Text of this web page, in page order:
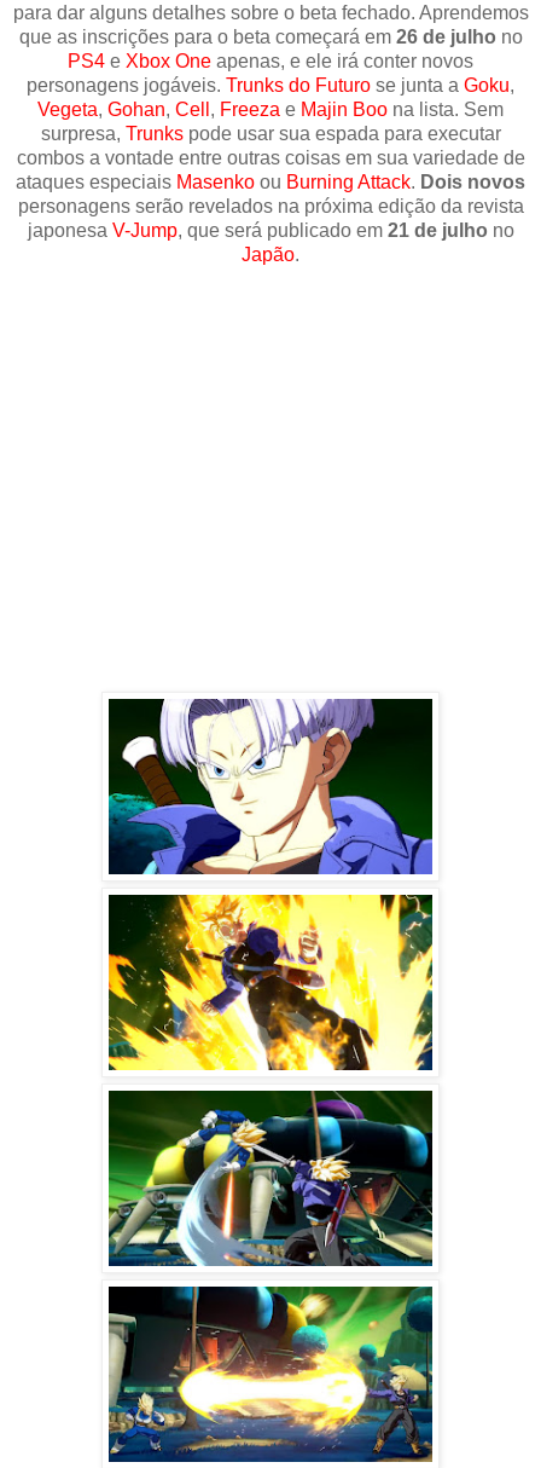
para dar alguns detalhes sobre o beta fechado. Aprendemos
que as inscrições para o beta começará em 26 de julho no
PS4 e Xbox One apenas, e ele irá conter novos
personagens jogáveis. Trunks do Futuro se junta a Goku,
Vegeta, Gohan, Cell , Freeza e Majin Boo na lista. Sem
surpresa, Trunkspode usar sua espada para executar
combos a vontade entre outras coisas em sua variedade de
ataques especiais Masenko ou Burning Attack. Dois novos
personagens serão revelados na próxima edição da revista
japonesa V-Jump, que será publicado em 21 de julho no
Japão.